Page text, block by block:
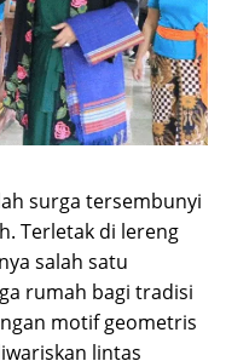
surga tersembunyi
Terletak di lereng
salah satu
rumah bagi tradisi
motif geometris
lintas